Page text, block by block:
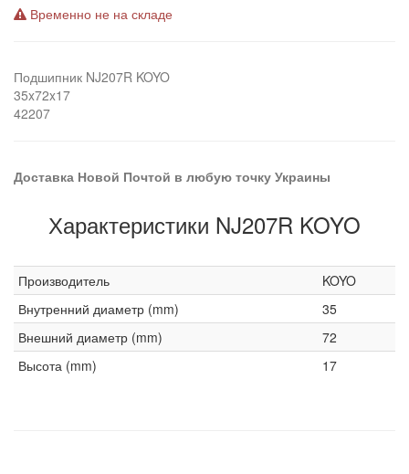
Временно не на складе
Подшипник NJ207R KOYO
35x72x17
42207
Доставка Новой Почтой в любую точку Украины
Характеристики NJ207R KOYO
Производитель
KOYO
Внутренний диаметр (mm)
35
Внешний диаметр (mm)
72
Высота (mm)
17